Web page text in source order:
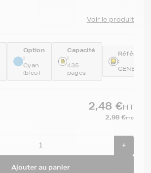
Voir le produit
Option
:
Cyan
(bleu)
Capacité
:
435
pages
:
2,48 €HT
2,98 €TTC
+
Ajouter au panier